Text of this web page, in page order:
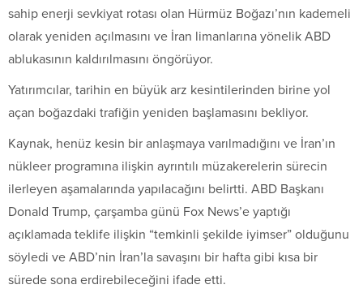
sahip enerji sevkiyat rotası olan Hürmüz Boğazı’nın kademeli
olarak yeniden açılmasını ve İran limanlarına yönelik ABD
ablukasının kaldırılmasını öngörüyor.
Yatırımcılar, tarihin en büyük arz kesintilerinden birine yol
açan boğazdaki trafiğin yeniden başlamasını bekliyor.
Kaynak, henüz kesin bir anlaşmaya varılmadığını ve İran’ın
nükleer programına ilişkin ayrıntılı müzakerelerin sürecin
ilerleyen aşamalarında yapılacağını belirtti. ABD Başkanı
Donald Trump, çarşamba günü Fox News’e yaptığı
açıklamada teklife ilişkin “temkinli şekilde iyimser” olduğunu
söyledi ve ABD’nin İran’la savaşını bir hafta gibi kısa bir
sürede sona erdirebileceğini ifade etti.